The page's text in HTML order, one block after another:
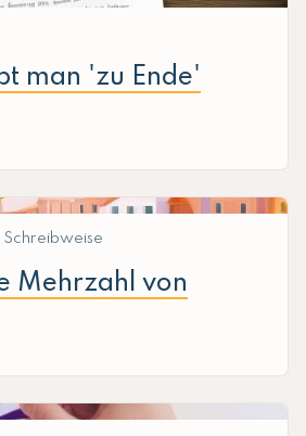
man 'zu Ende'
Schreibweise
Mehrzahl von